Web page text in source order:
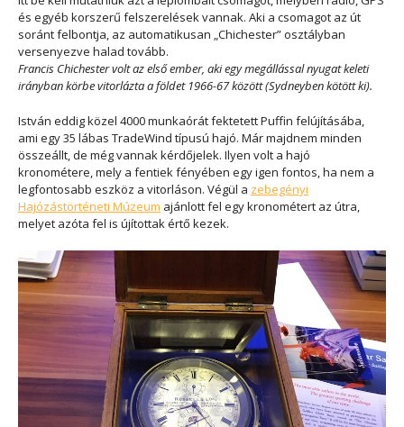
és egyéb korszerű felszerelések vannak. Aki a csomagot az út
soránt felbontja, az automatikusan „Chichester” osztályban
versenyezve halad tovább.
Francis Chichester volt az első ember, aki egy megállással nyugat keleti
irányban körbe vitorlázta a földet 1966-67 között (Sydneyben kötött ki).
István eddig közel 4000 munkaórát fektetett Puffin felújításába,
ami egy 35 lábas TradeWind típusú hajó. Már majdnem minden
összeállt, de még vannak kérdőjelek. Ilyen volt a hajó
kronométere, mely a fentiek fényében egy igen fontos, ha nem a
legfontosabb eszköz a vitorláson. Végül a zebegényi
Hajózástörténeti Múzeum ajánlott fel egy kronométert az útra,
melyet azóta fel is újítottak értő kezek.